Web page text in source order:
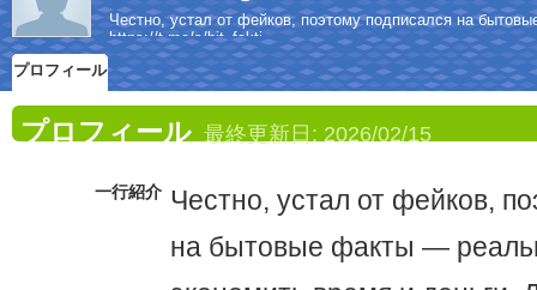
Честно, устал от фейков, поэтому подписался на
https://t.me/s/bit_fakti
プロフィール
プロフィール 最終更新日: 2026/02/15
一行紹介 Честно, устал от фейков,
на бытовые факты —